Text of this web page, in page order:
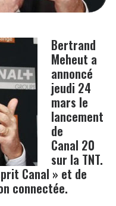
Bertrand
Meheut a
annoncé
jeudi 24
mars le
lancement
de
Canal 20
sur la TNT.
Canal » et de
connectée.